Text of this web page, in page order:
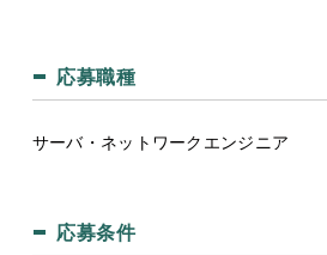
応募職種
サーバ・ネットワークエンジニア
応募条件